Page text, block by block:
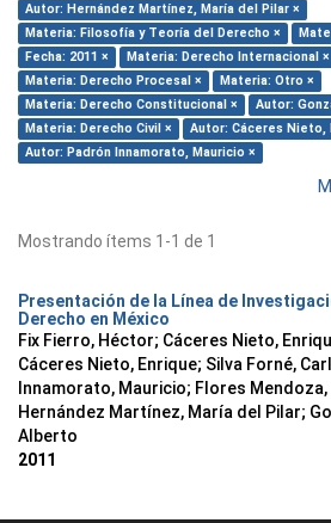
Autor: Hernández Martínez, María del Pilar ×
Materia: Filosofía y Teoría del Derecho ×
Fecha: 2011 ×
Materia: Derecho Internacional ×
Materia: Derecho Procesal ×
Materia: Otro ×
Materia: Derecho Constitucional ×
Autor:
Materia: Derecho Civil ×
Autor: Cáceres Nieto,
Autor: Padrón Innamorato, Mauricio ×
Mostrando ítems 1-1 de 1
Presentación de la Línea de
Derecho en México
Fix Fierro, Héctor; Cáceres Nieto,
Cáceres Nieto, Enrique; Silva Forné,
Innamorato, Mauricio; Flores Mendoza,
Hernández Martínez, María del Pilar;
Alberto
2011